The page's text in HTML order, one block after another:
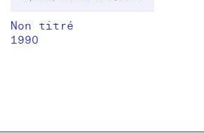
Non titré
1990